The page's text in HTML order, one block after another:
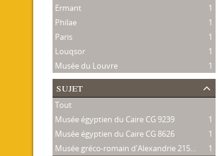
Ermant
1
Philae
1
Paris
1
Louqsor
1
Musée du Louvre
1
sujet
Tout
Musée égyptien du Caire CG 9239
1
Musée égyptien du Caire CG 8626
1
Musée gréco-romain d'Alexandrie 21534
1